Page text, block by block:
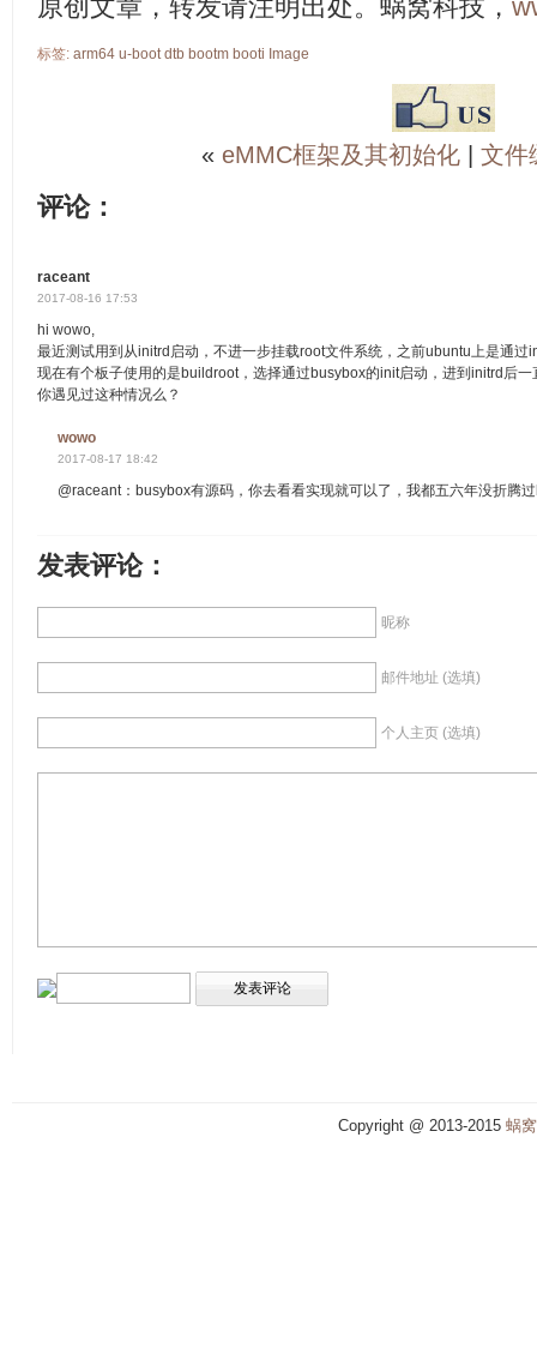
原创文章，转发请注明出处。蜗窝科技，
标签: arm64 u-boot dtb bootm booti Image
« eMMC框架及其初始化 | 文件
评论：
raceant
2017-08-16 17:53
hi wowo,
最近测试用到从initrd启动，不进一步挂载root文件系统，之前ubuntu上是通过
现在有个板子使用的是buildroot，选择通过busybox的init启动，进到initrd后
你遇见过这种情况么？
wowo
2017-08-17 18:42
@raceant：busybox有源码，你去看看实现就可以了，我都五六年没折腾
发表评论：
昵称
邮件地址 (选填)
个人主页 (选填)
Copyright @ 2013-2015 蜗